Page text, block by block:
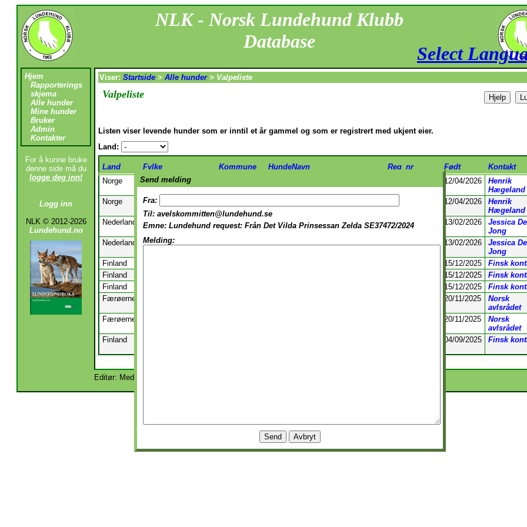
NLK - Norsk Lundehund Klubb
Database
Select
Hjem
Rapporterings
skjema
Alle hunder
Mine hunder
Bruker
Admin
Kontakter
For å kunne bruke
denne side må du
logge deg inn!
Logg inn
NLK © 2012-2026
Lundehund.no
Viser: Startside > Alle hunder> Valpeliste
Valpeliste
Listen viser levende hunder som er inntil et år gammel og som er registrert med ukjent eier.
Land:
Land Fylke Kommune HundeNavn Reg_nr Født
Kontakt
Norge
Vest-Agder 12/04/2026
Henrik
Hægeland
Norge
Vest-Agder 12/04/2026
Henrik
Hægeland
Nederland
Friesland Leeuwarden
A Thorable Vi-king Of
Vorkosmia
NHSB3377636 13/02/2026
Jessica De
Jong
Nederland
Friesland Leeuwarden Just Troll With It Of Vorkosmia NHSB3377637 13/02/2026
Jessica De
Jong
Finland
15/12/2025
Finsk
Finland
15/12/2025
Finsk
Finland
15/12/2025
Finsk
Færøerne
20/11/2025
Norsk
avlsrådet
Færøerne
20/11/2025
Norsk
avlsrådet
Finland
04/09/2025 Finsk
Send melding
Fra:
Til: avelskommitten@lundehund.se
Emne: Lundehund request: Från Det Vilda Prinsessan Zelda SE37472/2024
Melding:
Editør: Medlemmer | Redaktør: Avlsraadet, Kartotekfører | Webmaster: Utvikler